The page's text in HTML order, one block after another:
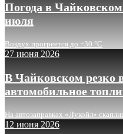
Погода в
июля
Воздух прогреется до +30 °C
27 июня 2026
В Чайковском резко
автомобильное
На автозаправках «Лукойл»
12 июня 2026